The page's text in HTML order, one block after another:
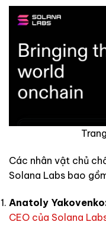
Các nhân vật chủ
Solana Labs bao
Anatoly
CEO của Solana